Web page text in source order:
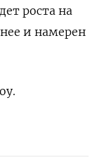
роста на
и намерен